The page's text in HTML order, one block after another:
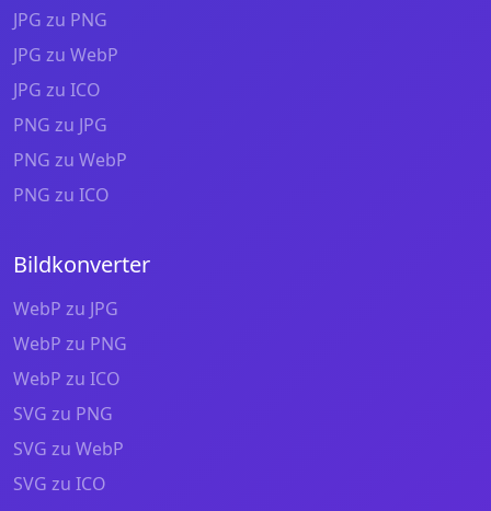
JPG zu PNG
JPG zu WebP
JPG zu ICO
PNG zu JPG
PNG zu WebP
PNG zu ICO
Bildkonverter
WebP zu JPG
WebP zu PNG
WebP zu ICO
SVG zu PNG
SVG zu WebP
SVG zu ICO